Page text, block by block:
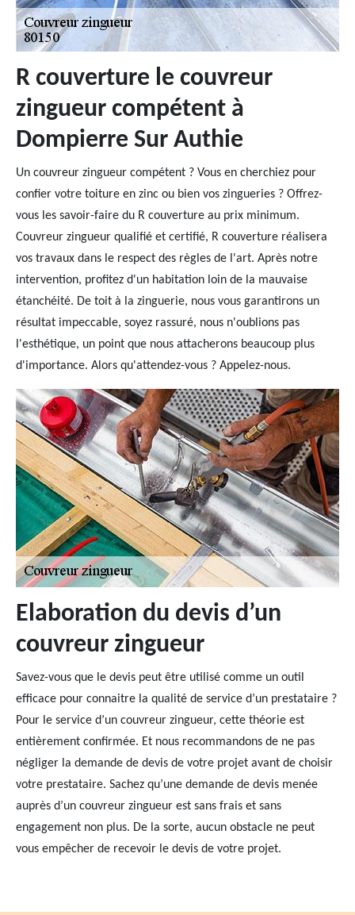
R couverture le couvreur
zingueur compétent à
Dompierre Sur Authie
Un couvreur zingueur compétent ? Vous en cherchiez pour
confier votre toiture en zinc ou bien vos zingueries ? Offrez-
vous les savoir-faire du R couverture au prix minimum.
Couvreur zingueur qualifié et certifié, R couverture réalisera
vos travaux dans le respect des règles de l'art. Après notre
intervention, profitez d'un habitation loin de la mauvaise
étanchéité. De toit à la zinguerie, nous vous garantirons un
résultat impeccable, soyez rassuré, nous n'oublions pas
l'esthétique, un point que nous attacherons beaucoup plus
d'importance. Alors qu'attendez-vous ? Appelez-nous.
Elaboration du devis d’un
couvreur zingueur
Savez-vous que le devis peut être utilisé comme un outil
efficace pour connaitre la qualité de service d’un prestataire ?
Pour le service d’un couvreur zingueur, cette théorie est
entièrement confirmée. Et nous recommandons de ne pas
négliger la demande de devis de votre projet avant de choisir
votre prestataire. Sachez qu’une demande de devis menée
auprès d’un couvreur zingueur est sans frais et sans
engagement non plus. De la sorte, aucun obstacle ne peut
vous empêcher de recevoir le devis de votre projet.